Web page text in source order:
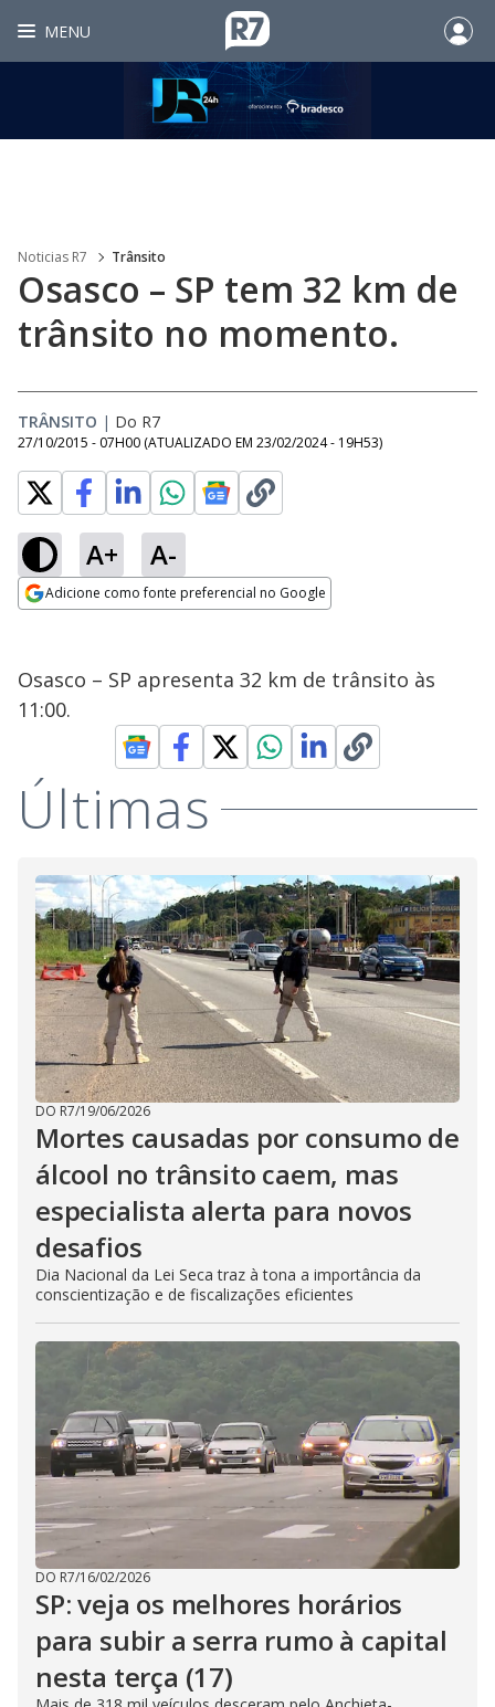
MENU
Noticias R7 Trânsito
Osasco – SP tem 32 km de
trânsito no momento.
TRÂNSITO | Do R7
27/10/2015 - 07H00 (ATUALIZADO EM 23/02/2024 - 19H53)
A+ A-
Adicione como fonte preferencial no Google
Osasco – SP apresenta 32 km de trânsito às
11:00.
Últimas
DO R7/19/06/2026
Mortes causadas por consumo de
álcool no trânsito caem, mas
especialista alerta para novos
desafios
Dia Nacional da Lei Seca traz à tona a importância da
conscientização e de fiscalizações eficientes
DO R7/16/02/2026
SP: veja os melhores horários
para subir a serra rumo à capital
nesta terça (17)